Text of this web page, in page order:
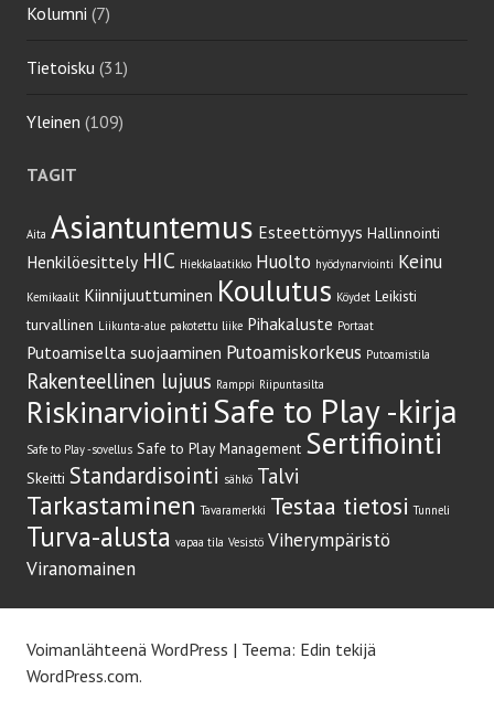
Kolumni (7)
Tietoisku (31)
Yleinen (109)
TAGIT
Aita Asiantuntemus Esteettömyys Hallinnointi
Henkilöesittely HIC Hiekkalaatikko Huolto hyödynarviointi Keinu
Kemikaalit Kiinnijuuttuminen Koulutus Köydet Leikisti
turvallinen Liikunta-alue pakotettu liike Pihakaluste Portaat
Putoamiselta suojaaminen Putoamiskorkeus Putoamistila
Rakenteellinen lujuus Ramppi Riipuntasilta
Riskinarviointi Safe to Play -kirja
Safe to Play -sovellus Safe to Play Management Sertifiointi
Skeitti Standardisointi sähkö Talvi
Tarkastaminen Tavaramerkki Testaa tietosi Tunneli
Turva-alusta vapaa tila Vesistö Viherympäristö
Viranomainen
Voimanlähteenä WordPress | Teema: Edin tekijä
WordPress.com.